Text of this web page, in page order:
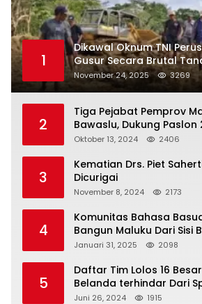
1
Dikawal Oknum TNI
Gusur Secara Brutal
Warga, Akademisi
Tertibkan Anggotanya
November 24, 2025 3269
2
Tiga Pejabat Pemprov
Bawaslu, Dukung Paslon
Oktober 13, 2024 2406
3
Kematian Drs. Piet
Dicurigai
November 8, 2024 2173
4
Komunitas Bahasa
Bangun Maluku Dari Sisi
Januari 31, 2025 2098
5
Daftar Tim Lolos 16
Belanda terhindar Dari
Ingriss, Prancis Bertemu
Juni 26, 2024 1915